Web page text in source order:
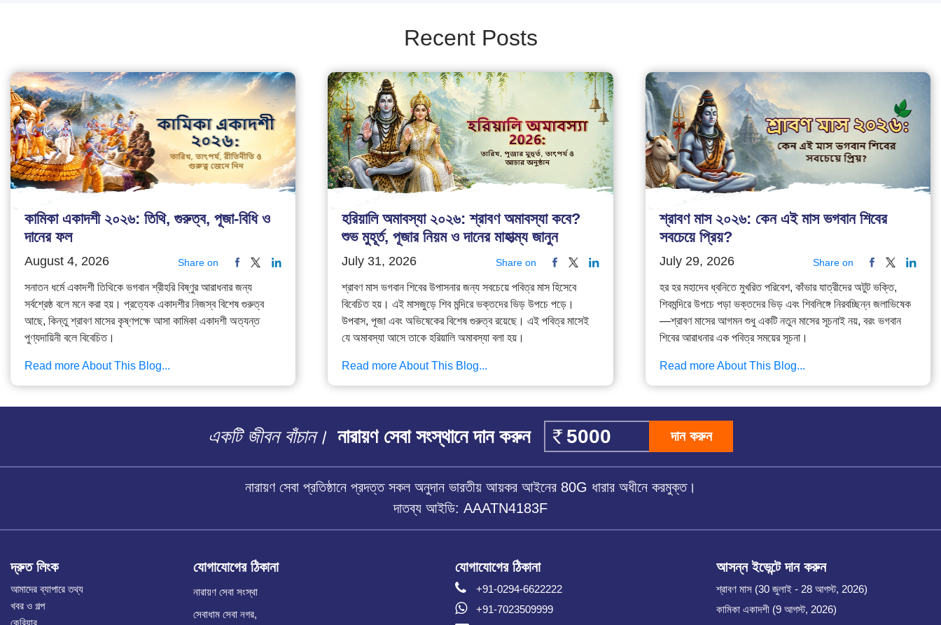
Recent Posts
কামিকা একাদশী ২০২৬: তিথি, গুরুত্ব, পূজা-বিধি ও
দানের ফল
August 4, 2026 Share on
সনাতন ধর্মে একাদশী তিথিকে ভগবান শ্রীহরি বিষ্ণুর আরাধনার জন্য
সর্বশ্রেষ্ঠ বলে মনে করা হয়। প্রত্যেক একাদশীর নিজস্ব বিশেষ গুরুত্ব
আছে, কিন্তু শ্রাবণ মাসের কৃষ্ণপক্ষে আসা কামিকা একাদশী অত্যন্ত
পুণ্যদায়িনী বলে বিবেচিত।
Read more About This Blog...
হরিয়ালি অমাবস্যা ২০২৬: শ্রাবণ অমাবস্যা কবে?
শুভ মুহূর্ত, পূজার নিয়ম ও দানের মাহাত্ম্য জানুন
July 31, 2026 Share on
শ্রাবণ মাস ভগবান শিবের উপাসনার জন্য সবচেয়ে পবিত্র মাস হিসেবে
বিবেচিত হয়। এই মাসজুড়ে শিব মন্দিরে ভক্তদের ভিড় উপচে পড়ে।
উপবাস, পূজা এবং অভিষেকের বিশেষ গুরুত্ব রয়েছে। এই পবিত্র মাসেই
যে অমাবস্যা আসে তাকে হরিয়ালি অমাবস্যা বলা হয়।
Read more About This Blog...
শ্রাবণ মাস ২০২৬: কেন এই মাস ভগবান শিবের
সবচেয়ে প্রিয়?
July 29, 2026 Share on
হর হর মহাদেব ধ্বনিতে মুখরিত পরিবেশ, কাঁভার যাত্রীদের অটুট ভক্তি,
শিবমন্দিরে উপচে পড়া ভক্তদের ভিড় এবং শিবলিঙ্গে নিরবচ্ছিন্ন জলাভিষেক
—শ্রাবণ মাসের আগমন শুধু একটি নতুন মাসের সূচনাই নয়, বরং ভগবান
শিবের আরাধনার এক পবিত্র সময়ের সূচনা।
Read more About This Blog...
একটি জীবন বাঁচান। নারায়ণ সেবা সংস্থানে দান করুন দান করুন
নারায়ণ সেবা প্রতিষ্ঠানে প্রদত্ত সকল অনুদান ভারতীয় আয়কর আইনের 80G ধারার অধীনে করমুক্ত।
দাতব্য আইডি: AAATN4183F
দ্রুত লিংক
আমাদের ব্যাপারে তথ্য
খবর ও গল্প
কেরিয়ার
যোগাযোগের ঠিকানা
নারায়ণ সেবা সংস্থা
সেবাধাম সেবা নগর,
যোগাযোগের ঠিকানা
+91-0294-6622222
+91-7023509999
আসন্ন ইভেন্টে দান করুন
শ্রাবণ মাস (30 জুলাই - 28 আগস্ট, 2026)
কামিকা একাদশী (9 আগস্ট, 2026)